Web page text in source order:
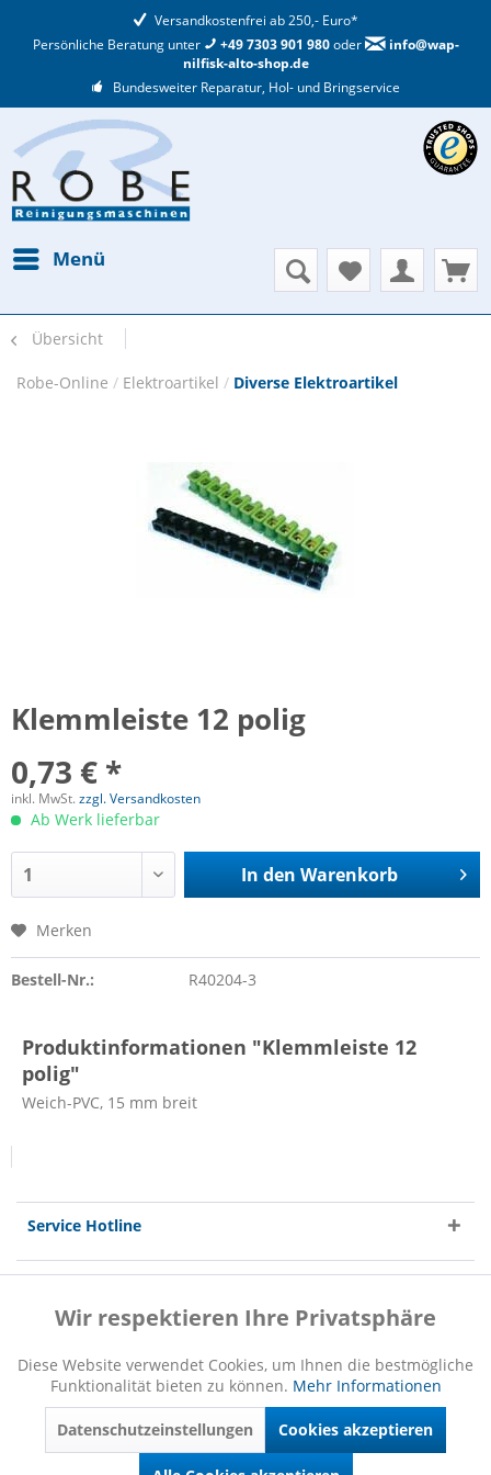
Versandkostenfrei ab 250,- Euro*
Persönliche Beratung unter
+49 7303 901 980oder
info@wap-
nilfisk-alto-shop.de
Bundesweiter Reparatur, Hol- und Bringservice
Menü
Übersicht
Robe-Online / Elektroartikel / Diverse Elektroartikel
Klemmleiste 12 polig
0,73 € *
inkl. MwSt. zzgl. Versandkosten
Ab Werk lieferbar
In den Warenkorb
Merken
Bestell-Nr.: R40204-3
Produktinformationen "Klemmleiste 12
polig"
Weich-PVC, 15 mm breit
Service Hotline
* Alle Preise inkl. gesetzl. Mehrwertsteuer zzgl.
Funktionale Aktiv
Marketing Inaktiv
Tracking Inaktiv
Wir respektieren Ihre Privatsphäre
Diese Website verwendet Cookies, um Ihnen die bestmögliche
Funktionalität bieten zu können. Mehr Informationen
Datenschutzeinstellungen Cookies akzeptieren